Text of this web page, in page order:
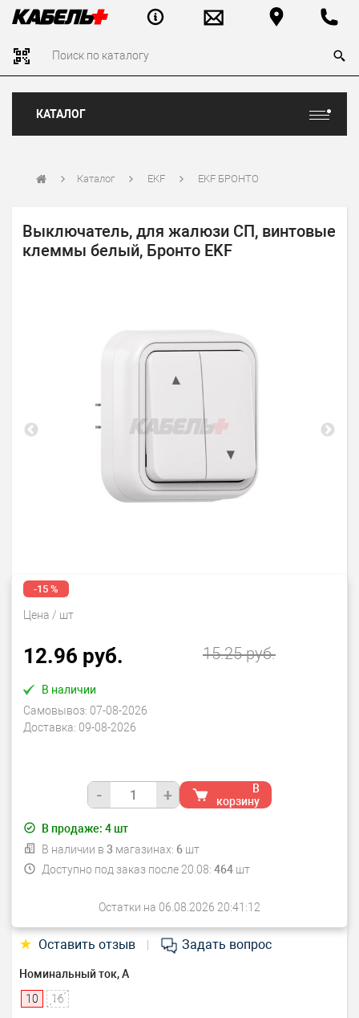
КАТАЛОГ
Каталог EKF EKF БРОНТО
Выключатель, для жалюзи СП, винтовые
клеммы белый, Бронто EKF
-15 %
Цена / шт
12.96 руб. 15.25 руб.
В наличии
Самовывоз: 07-08-2026
Доставка: 09-08-2026
- +
В
корзину
В продаже: 4шт
В наличии в 3 магазинах: 6шт
Доступно под заказ после 20.08: 464шт
Остатки на 06.08.2026 20:41:12
★ Оставить отзыв Задать вопрос
Номинальный ток, А
10
16